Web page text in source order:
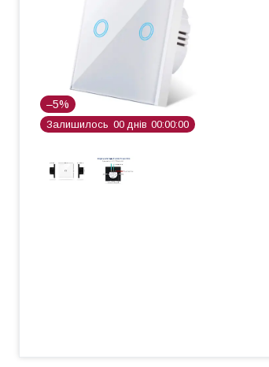
–5%
Залишилось 00 днів 00 00 00